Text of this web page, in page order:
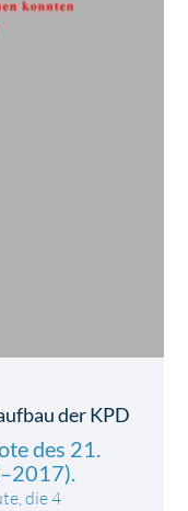
der KPD
des 21.
die 4